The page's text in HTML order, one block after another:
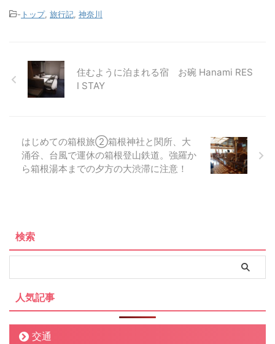
- トップ, 旅行記 神奈川
住むように泊まれる宿 お碗 Hanami RES
I STAY
はじめての箱根旅②箱根神社と関所、大
涌谷、台風で運休の箱根登山鉄道。強羅か
ら箱根湯本までの夕方の大渋滞に注意！
検索
人気記事
交通